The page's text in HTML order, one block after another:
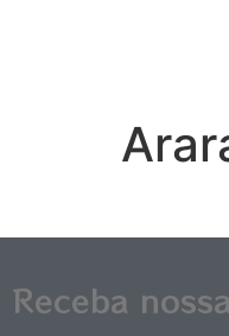
Receba